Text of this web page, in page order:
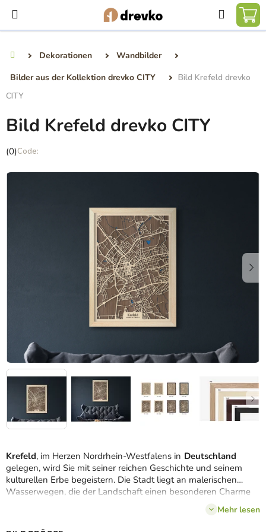
Inhalt
springen
Suchen
Dekorationen
Wandbilder
Bilder aus der Kollektion drevko CITY
Bild Krefeld drevko
CITY
Krefeld, im Herzen Nordrhein-Westfalens in Deutschland
gelegen, wird Sie mit seiner reichen Geschichte und seinem
kulturellen Erbe begeistern. Die Stadt liegt an malerischen
Wasserwegen, die der Landschaft einen besonderen Charme
bildet das Gewirr von Straßen,
und erweckt das
authentische Stadtbild von Krefeld zum Leben. Das dekorative
Mehr lesen
Bild Krefeld drevko CITY
Die
Produktbewertung
(0)